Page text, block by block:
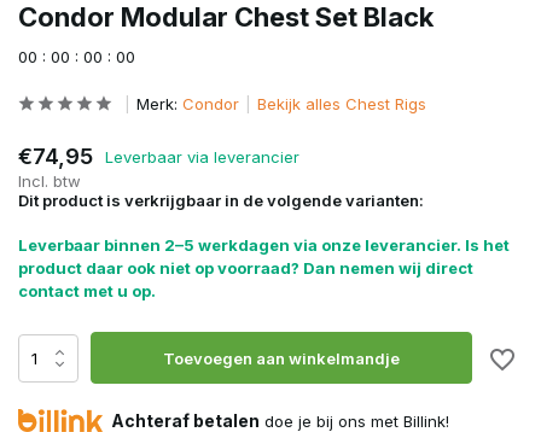
Condor Modular Chest Set Black
00 : 00 : 00 : 00
Merk: Condor Bekijk alles Chest Rigs
€74,95
Leverbaar via leverancier
Incl. btw
Dit product is verkrijgbaar in de volgende varianten:
Leverbaar binnen 2–5 werkdagen via onze leverancier. Is het
product daar ook niet op voorraad? Dan nemen wij direct
contact met u op.
Toevoegen aan winkelmandje
Achteraf betalen doe je bij ons met Billink!